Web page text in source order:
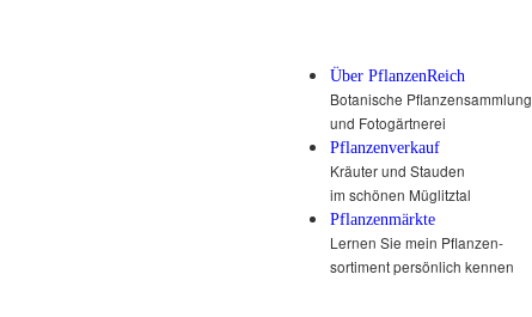
Über PflanzenReich
Botanische Pflanzensammlung
und Fotogärtnerei
Pflanzenverkauf
Kräuter und Stauden
im schönen Müglitztal
Pflanzenmärkte
Lernen Sie mein Pflanzen-
sortiment persönlich kennen